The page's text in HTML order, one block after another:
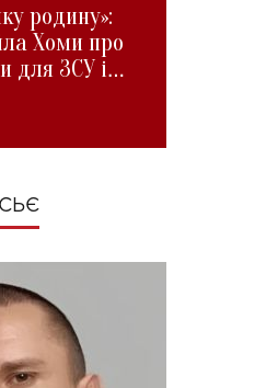
родину»:
Хоми про
для ЗСУ і